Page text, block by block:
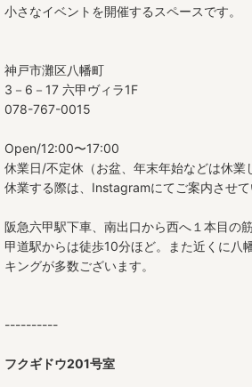
八寸皿
尺皿
角皿
茶碗
小さなイベントを開催するスペースです。
神戸市灘区八幡町
3－6－17 六甲ヴィラ1F
078-767-0015
Open/12:00〜17:00
休業日/不定休（お盆、年末年始などは休業
休業する際は、Instagramにてご案内させて
阪急六甲駅下車、南出口から西へ１本目の
甲道駅からは徒歩10分ほど。また近くに八
キングが多数ございます。
----------
フクギドウ201号室